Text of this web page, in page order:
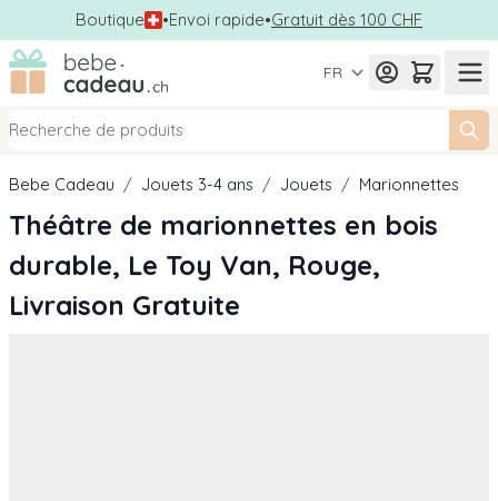
Boutique •Envoi rapide•Gratuit dès 100 CHF
Allez au contenu
FR
Bebe Cadeau / Jouets 3-4 ans / Jouets / Marionnettes
Théâtre de marionnettes en bois
durable, Le Toy Van, Rouge,
Livraison Gratuite